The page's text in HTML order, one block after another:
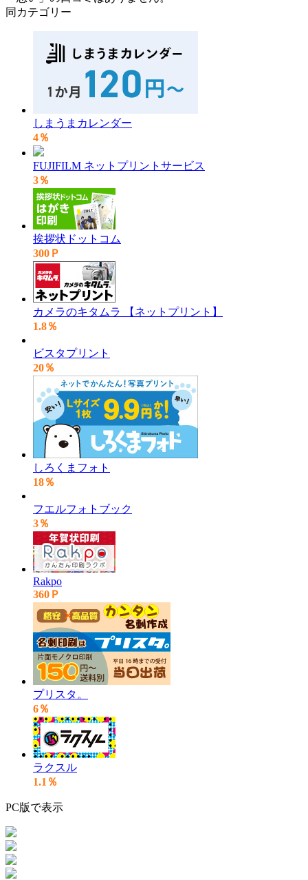
同カテゴリー
しまうまカレンダー
4％
FUJIFILM ネットプリントサービス
3％
挨拶状ドットコム
300Ｐ
カメラのキタムラ 【ネットプリント】
1.8％
ビスタプリント
20％
しろくまフォト
18％
フエルフォトブック
3％
Rakpo
360Ｐ
プリスタ。
6％
ラクスル
1.1％
PC版で表示